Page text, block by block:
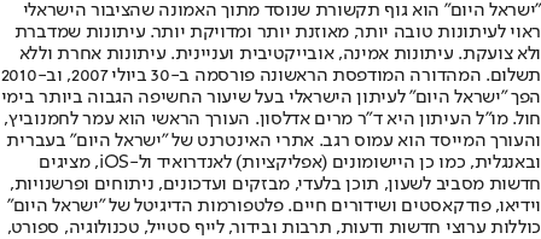
"ישראל היום" הוא גוף תקשורת שנוסד מתוך האמונה שהציבור הישראלי
ראוי לעיתונות טובה יותר, מאוזנת יותר ומדויקת יותר. עיתונות שמדברת
ולא צועקת. עיתונות אמינה, אובייקטיבית ועניינית. עיתונות אחרת וללא
תשלום. המהדורה המודפסת הראשונה פורסמה ב-30 ביולי 2007, וב-2010
הפך "ישראל היום" לעיתון הישראלי בעל שיעור החשיפה הגבוה ביותר בימי
חול. מו"ל העיתון היא ד"ר מרים אדלסון. העורך הראשי הוא עמר לחמנוביץ,
והעורך המייסד הוא עמוס רגב. אתרי האינטרנט של "ישראל היום" בעברית
ובאנגלית, כמו כן היישומונים (אפליקציות) לאנדרואיד ול-iOS, מציגים
חדשות מסביב לשעון, תוכן בלעדי, מבזקים ועדכונים, ניתוחים ופרשנויות,
וידיאו, פודקאסטים ושידורים חיים. פלטפורמות הדיגיטל של "ישראל היום"
כוללות ערוצי חדשות ודעות, תרבות ובידור, לייף סטייל, טכנולוגיה, ספורט,